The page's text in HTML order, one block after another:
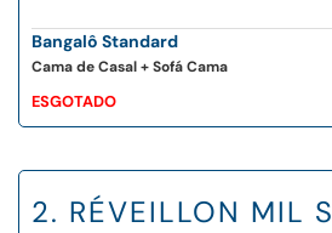
Bangalô Standard
Cama de Casal + Sofá Cama
ESGOTADO
2. RÉVEILLON MIL